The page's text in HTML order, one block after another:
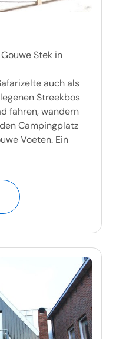
Stek in
auch als
Streekbos
fahren, wandern
Campingplatz
Voeten. Ein